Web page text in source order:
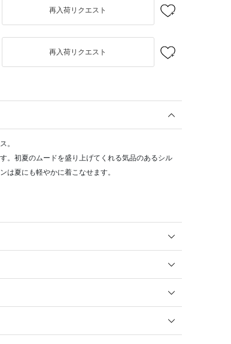
再入荷リクエスト
再入荷リクエスト
。
。初夏のムードを盛り上げてくれる気品のあるシル
は夏にも軽やかに着こなせます。